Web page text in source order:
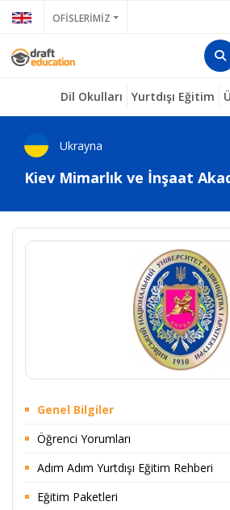
OFİSLERİMİZ
Dil Okulları Yurtdışı Eğitim
Ukrayna
Kiev Mimarlık ve İnşaat
Genel Bilgiler
Öğrenci Yorumları
Adım Adım Yurtdışı Eğitim Rehberi
Eğitim Paketleri